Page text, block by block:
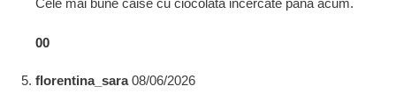
00
florentina_sara08/06/2026